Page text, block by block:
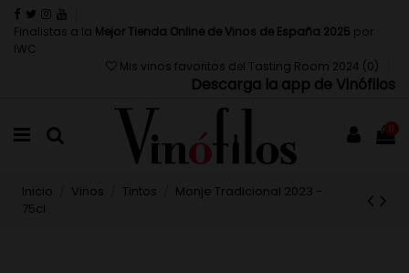
Finalistas a la Mejor Tienda Online de Vinos de España 2025 por
IWC
Mis vinos favoritos del Tasting Room 2024 (0 )
Descarga la app de Vinófilos
0
Inicio Vinos Tintos
Monje Tradicional 2023 -
75cl